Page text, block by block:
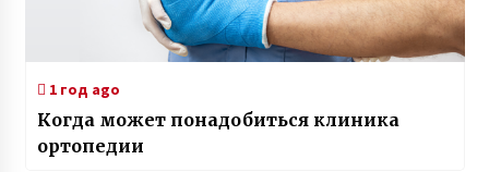
1 год ago
Когда может понадобиться клиника
ортопедии